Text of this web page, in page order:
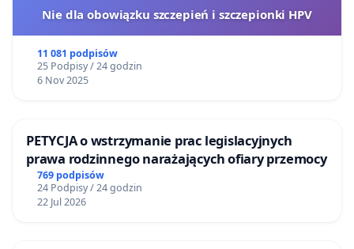
Nie dla obowiązku szczepień i szczepionki HPV
11 081 podpisów
25 Podpisy / 24 godzin
6 Nov 2025
PETYCJA o wstrzymanie prac legislacyjnych
prawa rodzinnego narażających ofiary przemocy
769 podpisów
24 Podpisy / 24 godzin
22 Jul 2026